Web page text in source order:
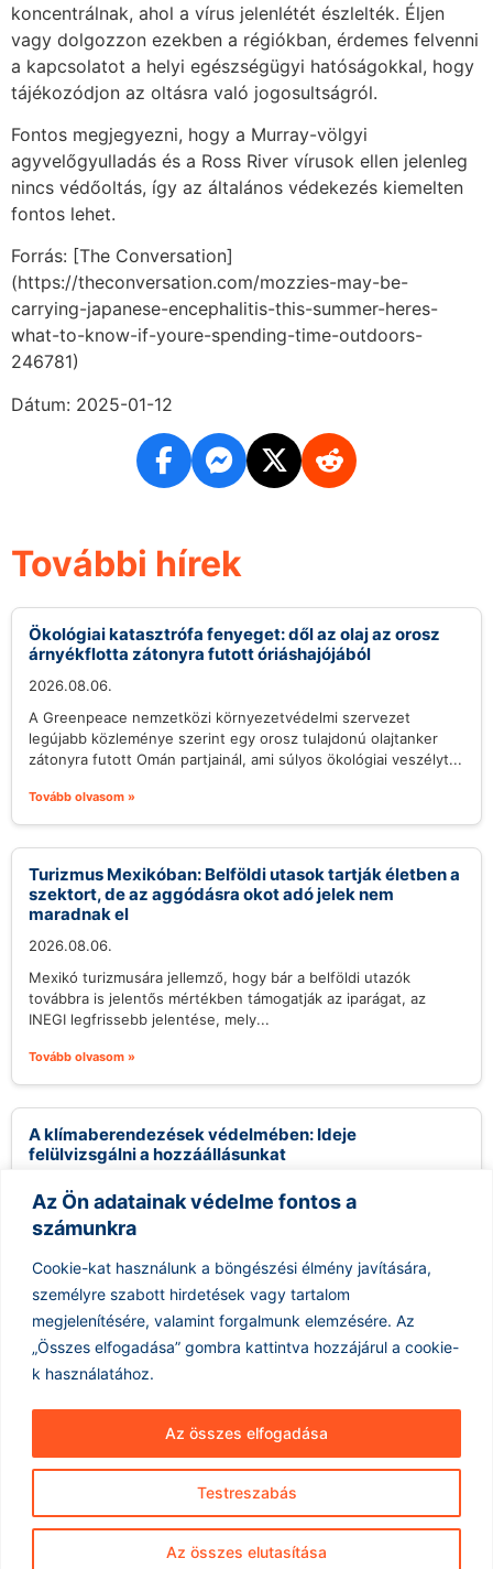
Az Ön adatainak védelme fontos a
számunkra
Cookie-kat használunk a böngészési élmény javítására,
személyre szabott hirdetések vagy tartalom
megjelenítésére, valamint forgalmunk elemzésére. Az
„Összes elfogadása” gombra kattintva hozzájárul a cookie-
k használatához.
Testreszabás
Az összes elutasítása
Az összes elfogadása
koncentrálnak, ahol a vírus jelenlétét észlelték. Éljen
vagy dolgozzon ezekben a régiókban, érdemes felvenni
a kapcsolatot a helyi egészségügyi hatóságokkal, hogy
tájékozódjon az oltásra való jogosultságról.
Fontos megjegyezni, hogy a Murray-völgyi
agyvelőgyulladás és a Ross River vírusok ellen jelenleg
nincs védőoltás, így az általános védekezés kiemelten
fontos lehet.
Forrás: [The Conversation]
(https://theconversation.com/mozzies-may-be-
carrying-japanese-encephalitis-this-summer-heres-
what-to-know-if-youre-spending-time-outdoors-
246781)
Dátum: 2025-01-12
További hírek
Ökológiai katasztrófa fenyeget: dől az olaj az orosz
árnyékflotta zátonyra futott óriáshajójából
2026.08.06.
A Greenpeace nemzetközi környezetvédelmi szervezet
legújabb közleménye szerint egy orosz tulajdonú olajtanker
zátonyra futott Omán partjainál, ami súlyos ökológiai veszélyt...
Tovább olvasom »
Turizmus Mexikóban: Belföldi utasok tartják életben a
szektort, de az aggódásra okot adó jelek nem
maradnak el
2026.08.06.
Mexikó turizmusára jellemző, hogy bár a belföldi utazók
továbbra is jelentős mértékben támogatják az iparágat, az
INEGI legfrissebb jelentése, mely...
Tovább olvasom »
A klímaberendezések védelmében: Ideje
felülvizsgálni a hozzáállásunkat
A klímaberendezések használata sokak számára
ellentmondásos kérdést jelent, különösen a környezettudatos
közösségekben. Gyakran hallani kritikákat, melyek szerint a
légkondicionálók felesleges...
Tovább olvasom »
Hírarchívum Impresszum
ÁSZF
Adatkezelés